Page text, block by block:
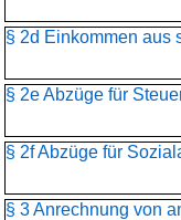
§ 2d Einkommen aus
§ 2e Abzüge für
§ 2f Abzüge für
§ 3 Anrechnung von